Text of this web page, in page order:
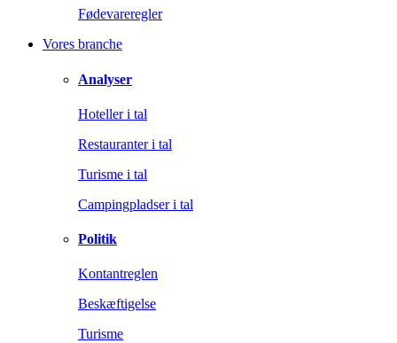
Fødevareregler
Vores branche
Analyser
Hoteller i tal
Restauranter i tal
Turisme i tal
Campingpladser i tal
Politik
Kontantreglen
Beskæftigelse
Turisme